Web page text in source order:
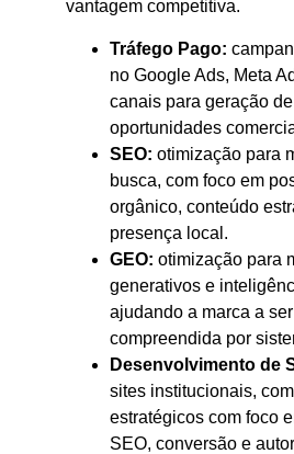
vantagem competitiva.
Tráfego Pago:
no Google Ads, Meta
canais para geração
oportunidades
SEO: otimização para
busca, com foco em
orgânico, conteúdo
presença local.
GEO: otimização para
generativos e
ajudando a marca a
compreendida por
Desenvolvimento de
sites institucionais,
estratégicos com foco
SEO, conversão e